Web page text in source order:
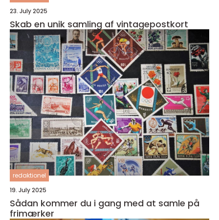
23. July 2025
Skab en unik samling af vintagepostkort
redaktionel
19. July 2025
Sådan kommer du i gang med at samle på
frimærker